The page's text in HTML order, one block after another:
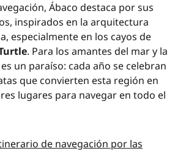
Ábaco destaca por sus
inspirados en la arquitectura
especialmente en los cayos de
. Para los amantes del mar y la
un paraíso: cada año se celebran
que convierten esta región en
lugares para navegar en todo el
de navegación por las